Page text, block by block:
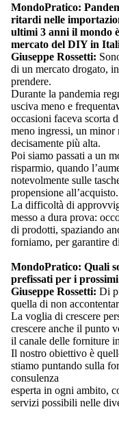
MondoPratico:
ritardi nelle
ultimi 3 anni il mondo
mercato del DIY in
Giuseppe Rossetti:
di un mercato drogato,
prendere.
Durante la pandemia
usciva meno e
occasioni faceva scorta
meno ingressi, un minor
decisamente più alta.
Poi siamo passati a un
risparmio, quando
notevolmente sulle
propensione all’acquisto.
La difficoltà di
messo a dura prova:
di prodotti, spaziando
forniamo, per garantire
MondoPratico: Quali
prefissati per i prossimi
Giuseppe Rossetti: Di
quella di non
La voglia di crescere
crescere anche il punto
il canale delle forniture
Il nostro obiettivo è
stiamo puntando sulla
consulenza
esperta in ogni ambito,
servizi possibili nelle